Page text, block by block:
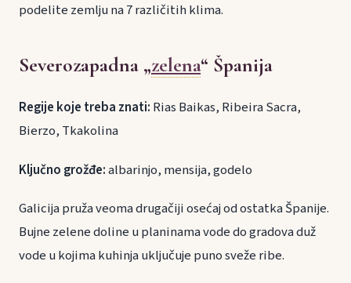
podelite zemlju na 7 različitih klima.
Severozapadna „zelena“ Španija
Regije koje treba znati: Rias Baikas, Ribeira Sacra,
Bierzo, Tkakolina
Ključno grožđe:albarinjo, mensija, godelo
Galicija pruža veoma drugačiji osećaj od ostatka Španije.
Bujne zelene doline u planinama vode do gradova duž
vode u kojima kuhinja uključuje puno sveže ribe.